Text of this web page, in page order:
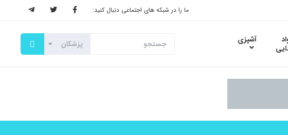
ما را در شبکه های اجتماعی دنبال کنید:
آشپزی